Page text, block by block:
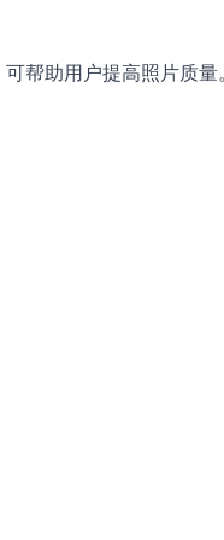
帮助用户提高照片质